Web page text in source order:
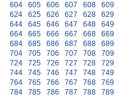
604
605 606 607 608 609
624
625 626 627 628 629
644
645 646 647 648 649
664
665 666 667 668 669
684
685 686 687 688 689
704
705 706 707 708 709
724
725 726 727 728 729
744
745 746 747 748 749
764
765 766 767 768 769
784
785 786 787 788 789